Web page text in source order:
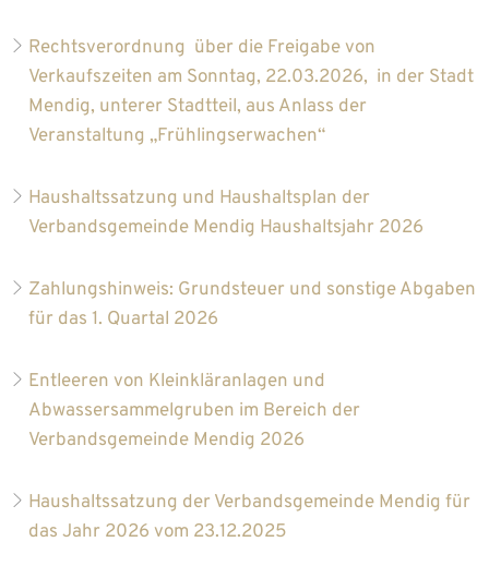
Rechtsverordnung über die Freigabe von
Verkaufszeiten am Sonntag, 22.03.2026, in der Stadt
Mendig, unterer Stadtteil, aus Anlass der
Veranstaltung „Frühlingserwachen“
Haushaltssatzung und Haushaltsplan der
Verbandsgemeinde Mendig Haushaltsjahr 2026
Zahlungshinweis: Grundsteuer und sonstige Abgaben
für das 1. Quartal 2026
Entleeren von Kleinkläranlagen und
Abwassersammelgruben im Bereich der
Verbandsgemeinde Mendig 2026
Haushaltssatzung der Verbandsgemeinde Mendig für
das Jahr 2026 vom 23.12.2025